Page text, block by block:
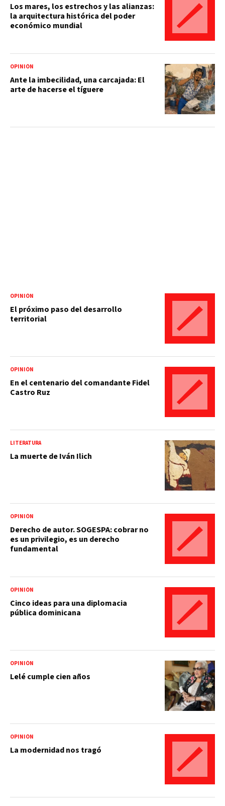
Los mares, los estrechos y las alianzas:
la arquitectura histórica del poder
económico mundial
OPINIÓN
Ante la imbecilidad, una carcajada: El
arte de hacerse el tíguere
OPINIÓN
El próximo paso del desarrollo
territorial
OPINIÓN
En el centenario del comandante Fidel
Castro Ruz
LITERATURA
La muerte de Iván Ilich
OPINIÓN
Derecho de autor. SOGESPA: cobrar no
es un privilegio, es un derecho
fundamental
OPINIÓN
Cinco ideas para una diplomacia
pública dominicana
OPINIÓN
Lelé cumple cien años
OPINIÓN
La modernidad nos tragó